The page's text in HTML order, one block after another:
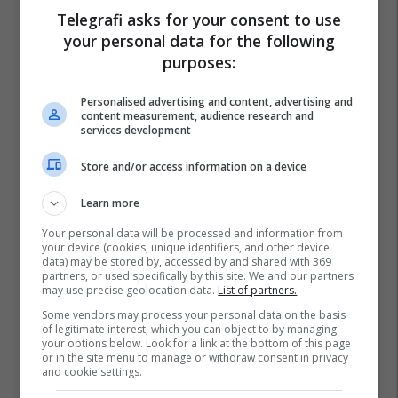
Promo Reklamo këtu
Konkurset e javës në Telegrafi
Jobs: Mundësi të reja për
zhvillimin tuaj profesional
Telegrafi asks for your consent to use
your personal data for the following
purposes:
Personalised advertising and content, advertising and
content measurement, audience research and
services development
Store and/or access information on a device
Learn more
Your personal data will be processed and information from
your device (cookies, unique identifiers, and other device
data) may be stored by, accessed by and shared with 369
partners, or used specifically by this site. We and our partners
may use precise geolocation data. List of partners.
Some vendors may process your personal data on the basis
of legitimate interest, which you can object to by managing
your options below. Look for a link at the bottom of this page
or in the site menu to manage or withdraw consent in privacy
and cookie settings.